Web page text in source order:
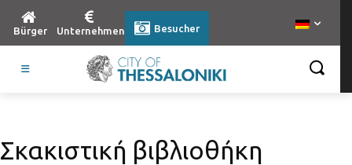
Bürger Unternehmen Besucher
Σκακιστική βιβλιοθήκη